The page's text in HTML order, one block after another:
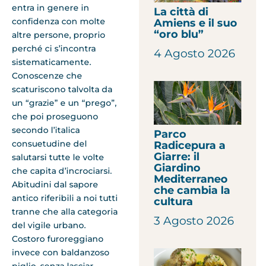
entra in genere in
confidenza con molte
altre persone, proprio
perché ci s’incontra
sistematicamente.
Conoscenze che
scaturiscono talvolta da
un “grazie” e un “prego”,
che poi proseguono
secondo l’italica
consuetudine del
salutarsi tutte le volte
che capita d’incrociarsi.
Abitudini dal sapore
antico riferibili a noi tutti
tranne che alla categoria
del vigile urbano.
Costoro furoreggiano
invece con baldanzoso
La città di
Amiens e il suo
“oro blu”
4 Agosto 2026
Parco
Radicepura a
Giarre: il
Giardino
Mediterraneo
che cambia la
cultura
3 Agosto 2026